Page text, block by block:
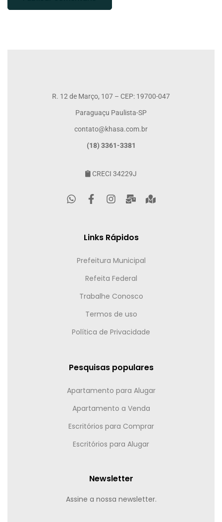
R. 12 de Março, 107 – CEP: 19700-047
Paraguaçu Paulista-SP
contato@khasa.com.br
(18) 3361-3381
CRECI 34229J
Links Rápidos
Prefeitura Municipal
Refeita Federal
Trabalhe Conosco
Termos de uso
Política de Privacidade
Pesquisas populares
Apartamento para Alugar
Apartamento a Venda
Escritórios para Comprar
Escritórios para Alugar
Newsletter
Assine a nossa newsletter.